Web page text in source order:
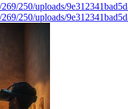
250/uploads/
250/uploads/